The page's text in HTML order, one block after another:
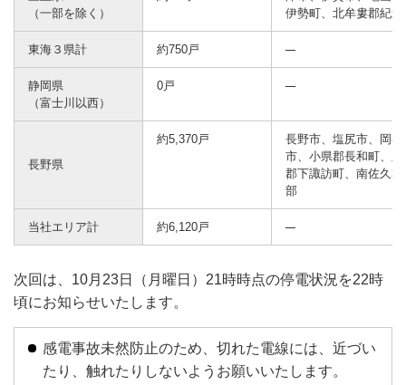
（一部を除く）
伊勢町、北牟婁郡紀
東海３県計 約750戸
静岡県
（富士川以西）
0戸
長野県
約5,370戸
長野市、塩尻市、岡
市、小県郡長和町、
郡下諏訪町、南佐久
部
当社エリア計 約6,120戸
次回は、10月23日（月曜日）21時時点の停電状況を22時
頃にお知らせいたします。
感電事故未然防止のため、切れた電線には、近づい
たり、触れたりしないようお願いいたします。